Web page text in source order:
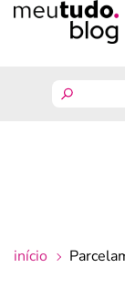
início